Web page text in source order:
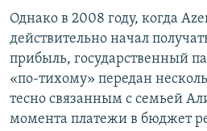
Однако в 2008 году, когда
действительно начал
прибыль, государственный
«по-тихому» передан
тесно связанным с семьей
момента платежи в бюджет